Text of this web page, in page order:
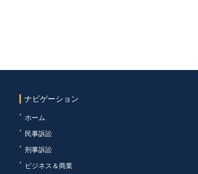
ナビゲーション
' ホーム
' 民事訴訟
' 刑事訴訟
' ビジネス＆商業